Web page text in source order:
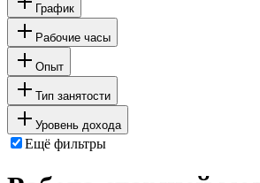
График
Рабочие часы
Опыт
Тип занятости
Уровень дохода
Ещё фильтры